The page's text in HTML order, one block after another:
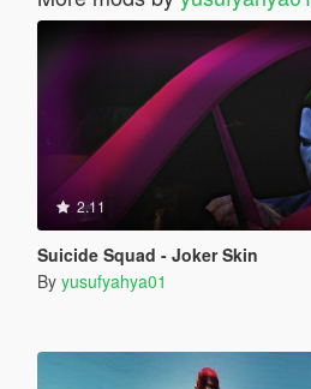
2.11
Suicide Squad - Joker Skin
By yusufyahya01